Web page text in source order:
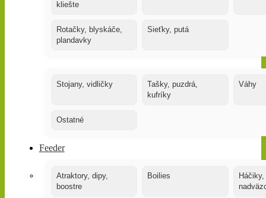
kliešte
Rotačky, blyskáče,
plandavky
Sieťky, putá
Stojany, vidličky
Tašky, puzdrá,
kufríky
Váhy
Ostatné
Feeder
Atraktory, dipy,
boostre
Boilies